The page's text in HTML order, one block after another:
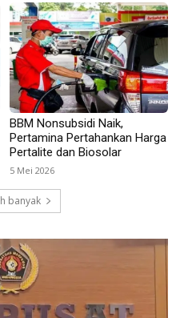
BBM Nonsubsidi Naik,
Pertamina Pertahankan Harga
Pertalite dan Biosolar
5 Mei 2026
banyak